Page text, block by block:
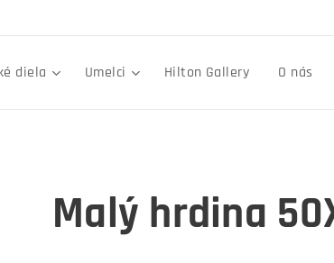
diela Umelci Hilton Gallery O nás
Malý hrdina